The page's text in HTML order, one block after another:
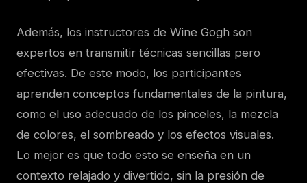
Además, los instructores de Wine Gogh son
expertos en transmitir técnicas sencillas pero
efectivas. De este modo, los participantes
aprenden conceptos fundamentales de la pintura,
como el uso adecuado de los pinceles, la mezcla
de colores, el sombreado y los efectos visuales.
Lo mejor es que todo esto se enseña en un
contexto relajado y divertido, sin la presión de